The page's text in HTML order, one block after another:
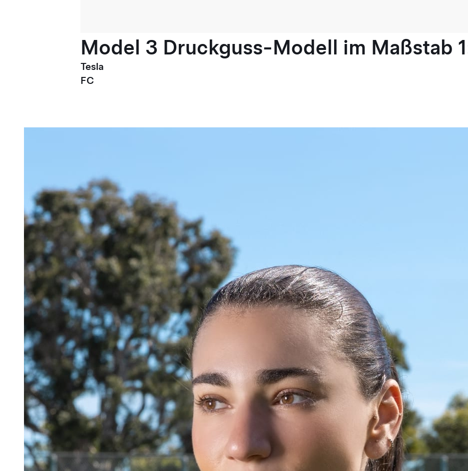
Model 3 Druckguss-Modell im Maßstab
Tesla
FC